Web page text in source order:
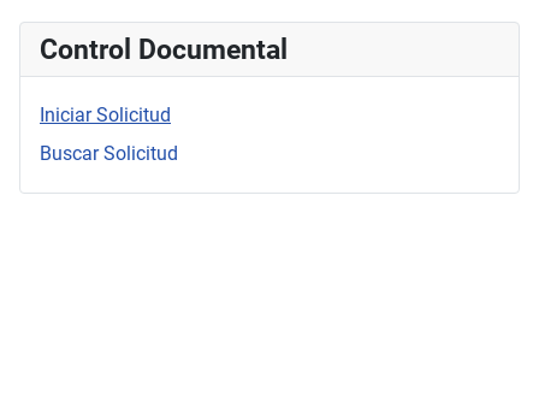
Control Documental
Iniciar Solicitud
Buscar Solicitud